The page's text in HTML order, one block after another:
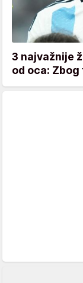
3 najvažnije
od oca: